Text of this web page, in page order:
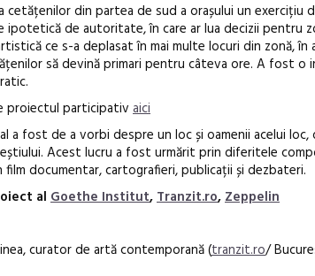
cetățenilor din partea de sud a orașului un exercițiu
ipotetică de autoritate, în care ar lua decizii pentru
ce s-a deplasat în mai multe locuri din zonă, în
să devină primari pentru câteva ore. A fost
proiectul participativ aici
a fost de a vorbi despre un loc și oamenii acelui
Acest lucru a fost urmărit prin diferitele
documentar, cartografieri, publicații și dezbateri.
al Goethe Institut,Tranzit.ro,Zeppelin
curator de artă contemporană (tranzit.ro/